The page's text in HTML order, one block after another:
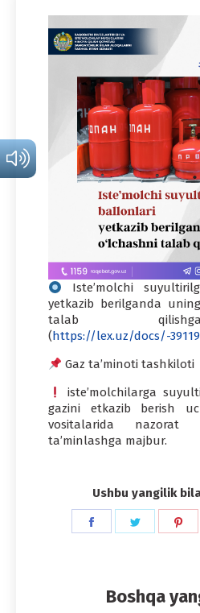
Iste’molchi
yetkazib berilganda
talab
( https://lex.uz/docs/-
Gaz ta’minoti tashkiloti
iste’molchilarga
gazini еtkazib berish
vositalarida nazorat
ta’minlashga majbur.
Ushbu yangilik
Share
Share
Boshqa